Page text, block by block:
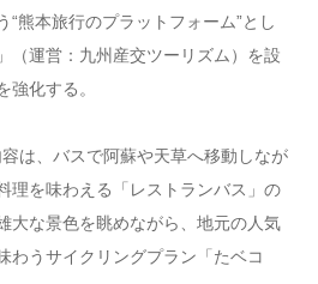
“熊本旅行のプラットフォーム”とし
（運営：九州産交ツーリズム）を設
強化する。
は、バスで阿蘇や天草へ移動しなが
理を味わえる「レストランバス」の
大な景色を眺めながら、地元の人気
わうサイクリングプラン「たベコ